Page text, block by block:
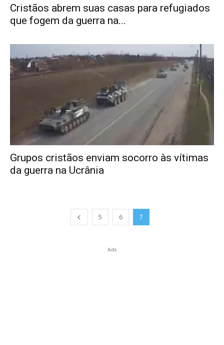
Cristãos abrem suas casas para refugiados
que fogem da guerra na...
Grupos cristãos enviam socorro às vítimas
da guerra na Ucrânia
5 6 7
Ads